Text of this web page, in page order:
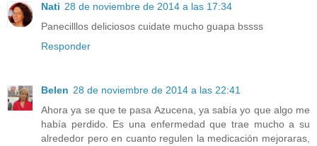
Nati 28 de noviembre de 2014 a las 17:34
Panecilllos deliciosos cuidate mucho guapa bssss
Responder
Belen 28 de noviembre de 2014 a las 22:41
Ahora ya se que te pasa Azucena, ya sabía yo que algo me
había perdido. Es una enfermedad que trae mucho a su
alrededor pero en cuanto regulen la medicación mejoraras,